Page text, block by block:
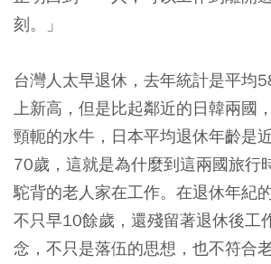
刻。」
台灣人太早退休，去年統計是平均
上新高，但是比起鄰近的日韓兩國
頸軛的水牛，日本平均退休年齡是
70歲，這就是為什麼到這兩國旅行
駝背的老人家在工作。在退休年紀
不只早10餘歲，還殘留著退休後工
念，不只是落伍的思想，也不符合